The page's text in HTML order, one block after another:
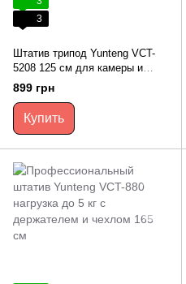
3
Штатив трипод Yunteng VCT-
5208 125 см для камеры и
смартфона для фото- и
видеосъёмки
899 грн
Купить